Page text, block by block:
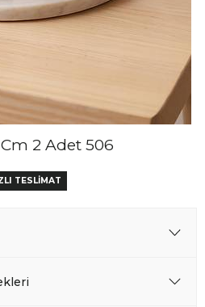
Cm 2 Adet 506
TESLİMAT